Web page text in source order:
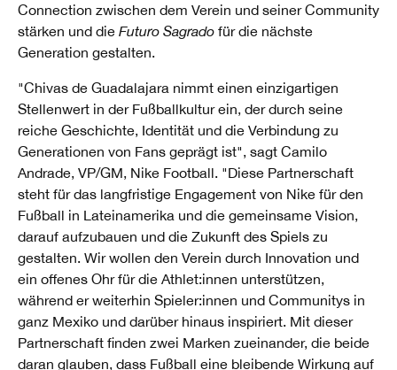
Connection zwischen dem Verein und seiner Community
stärken und die Futuro Sagrado für die nächste
Generation gestalten.
"Chivas de Guadalajara nimmt einen einzigartigen
Stellenwert in der Fußballkultur ein, der durch seine
reiche Geschichte, Identität und die Verbindung zu
Generationen von Fans geprägt ist", sagt Camilo
Andrade, VP/GM, Nike Football. "Diese Partnerschaft
steht für das langfristige Engagement von Nike für den
Fußball in Lateinamerika und die gemeinsame Vision,
darauf aufzubauen und die Zukunft des Spiels zu
gestalten. Wir wollen den Verein durch Innovation und
ein offenes Ohr für die Athlet:innen unterstützen,
während er weiterhin Spieler:innen und Communitys in
ganz Mexiko und darüber hinaus inspiriert. Mit dieser
Partnerschaft finden zwei Marken zueinander, die beide
daran glauben, dass Fußball eine bleibende Wirkung auf